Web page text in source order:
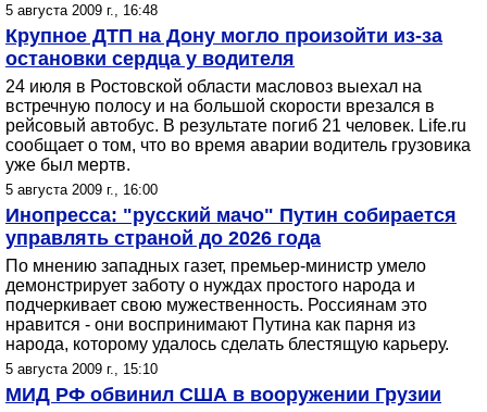
5 августа 2009 г., 16:48
Крупное ДТП на Дону могло произойти из-за
остановки сердца у водителя
24 июля в Ростовской области масловоз выехал на
встречную полосу и на большой скорости врезался в
рейсовый автобус. В результате погиб 21 человек. Life.ru
сообщает о том, что во время аварии водитель грузовика
уже был мертв.
5 августа 2009 г., 16:00
Инопресса: "русский мачо" Путин собирается
управлять страной до 2026 года
По мнению западных газет, премьер-министр умело
демонстрирует заботу о нуждах простого народа и
подчеркивает свою мужественность. Россиянам это
нравится - они воспринимают Путина как парня из
народа, которому удалось сделать блестящую карьеру.
5 августа 2009 г., 15:10
МИД РФ обвинил США в вооружении Грузии